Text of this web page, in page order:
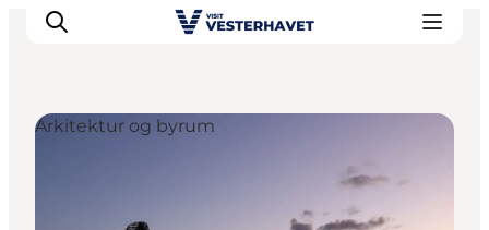
Oplevelser
Arkitektur og byrum